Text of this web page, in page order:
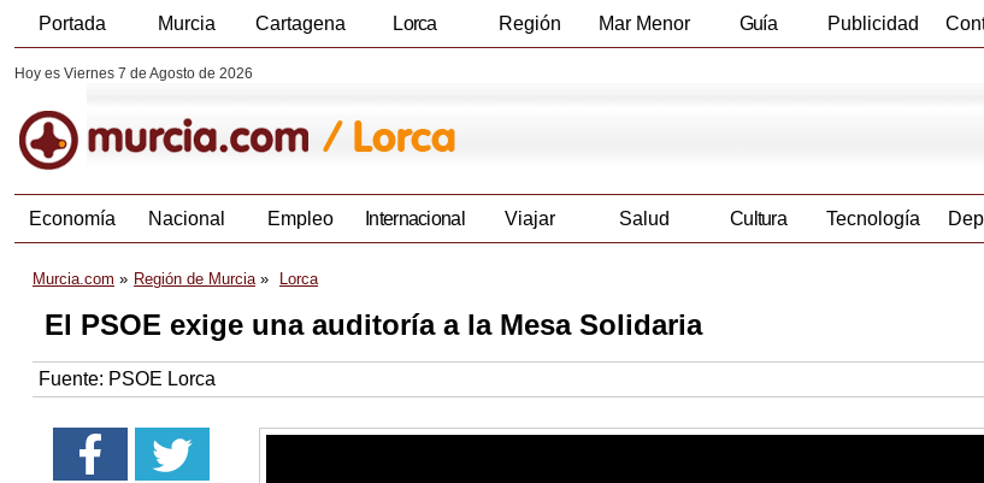
Portada Murcia Cartagena Lorca Región Mar Menor Guía Publicidad
Hoy es Viernes 7 de Agosto de 2026
Economía Nacional Empleo Internacional Viajar Salud Cultura Tecnología
Murcia.com Región de Murcia Lorca
El PSOE exige una auditoría a la Mesa Solidaria
Fuente: PSOE Lorca